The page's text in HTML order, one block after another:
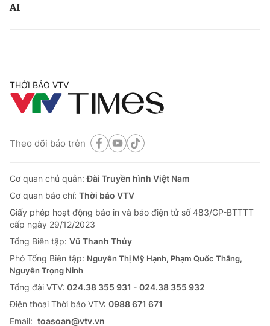
AI
THỜI BÁO VTV
Theo dõi báo trên
Cơ quan chủ quản:Đài Truyền hình Việt Nam
Cơ quan báo chí: Thời báo VTV
Giấy phép hoạt động báo in và báo điện tử số 483/GP-BTTTT
cấp ngày 29/12/2023
Tổng Biên tập: Vũ Thanh Thủy
Phó Tổng Biên tập: Nguyễn Thị Mỹ Hạnh, Phạm Quốc Thắng,
Nguyễn Trọng Ninh
Tổng đài VTV: 024.38 355 931 - 024.38 355 932
Ðiện thoại Thời báo VTV: 0988 671 671
Email: toasoan@vtv.vn